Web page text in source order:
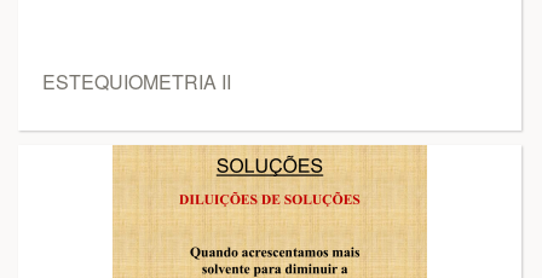
ESTEQUIOMETRIA II